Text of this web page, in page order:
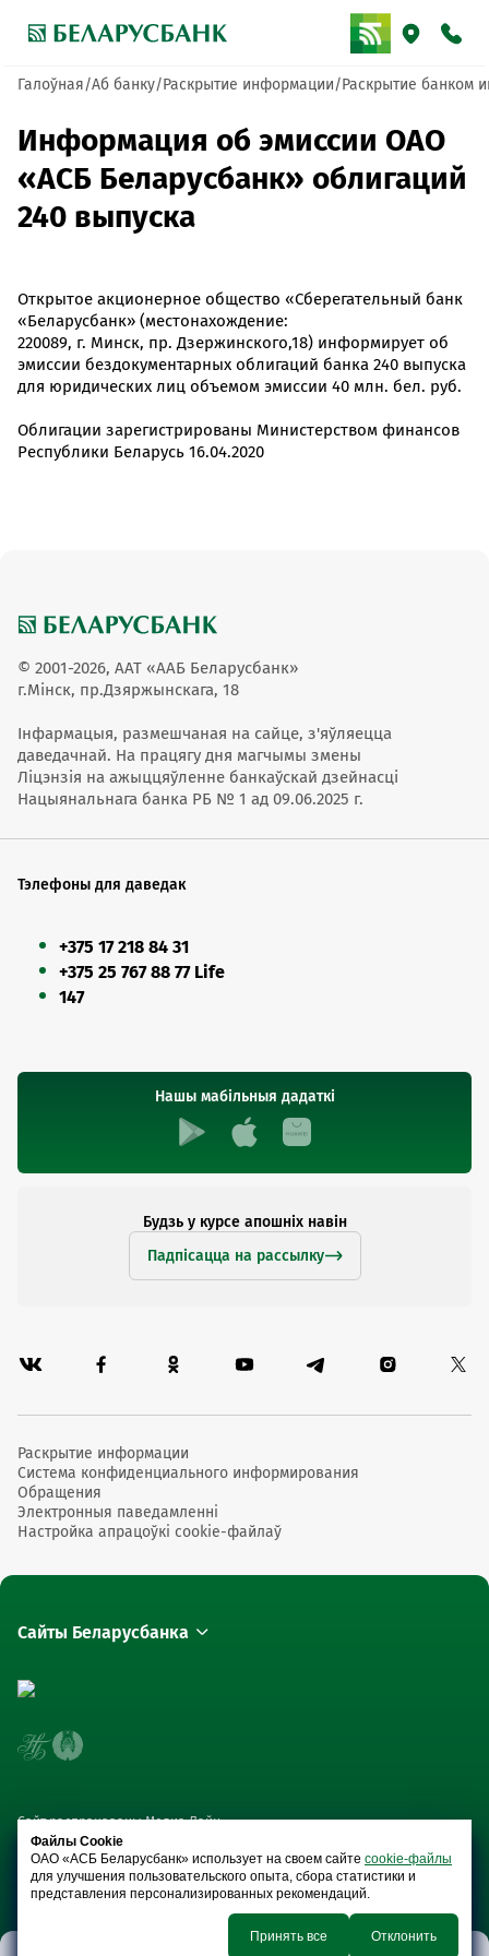
Галоўная Аб банку Раскрытие информации Раскрытие банком
Информация об эмиссии ОАО
«АСБ Беларусбанк» облигаций
240 выпуска
Открытое акционерное общество «Сберегательный банк
«Беларусбанк» (местонахождение:
220089, г. Минск, пр. Дзержинского,18) информирует об
эмиссии бездокументарных облигаций банка 240 выпуска
для юридических лиц объемом эмиссии 40 млн. бел. руб.
Облигации зарегистрированы Министерством финансов
Республики Беларусь 16.04.2020
© 2001-2026, ААТ «ААБ Беларусбанк»
г.Мінск, пр.Дзяржынскага, 18
Інфармацыя, размешчаная на сайце, з'яўляецца
даведачнай. На працягу дня магчымы змены
Ліцэнзія на ажыццяўленне банкаўскай дзейнасці
Нацыянальнага банка РБ № 1 ад 09.06.2025 г.
Тэлефоны для даведак
+375 17 218 84 31
+375 25 767 88 77 Life
147
Нашы мабільныя дадаткі
Будзь у курсе апошніх навін
Падпісацца на рассылку
Раскрытие информации
Система конфиденциального информирования
Обращения
Электронныя паведамленні
Настройка апрацоўкі cookie-файлаў
Сайты Беларусбанка
Сайт распрацаваны Медиа Лайн
Файлы Cookie
ОАО «АСБ Беларусбанк» использует на своем сайте cookie-файлы
для улучшения пользовательского опыта, сбора статистики и
представления персонализированных рекомендаций.
Принять все Отклонить